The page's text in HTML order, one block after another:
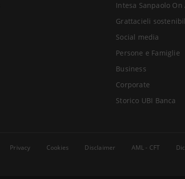
Intesa Sanpaolo On
Grattacieli
Social media
Persone e Famiglie
Business
Corporate
Storico UBI Banca
Privacy Cookies Disclaimer AML - CFT